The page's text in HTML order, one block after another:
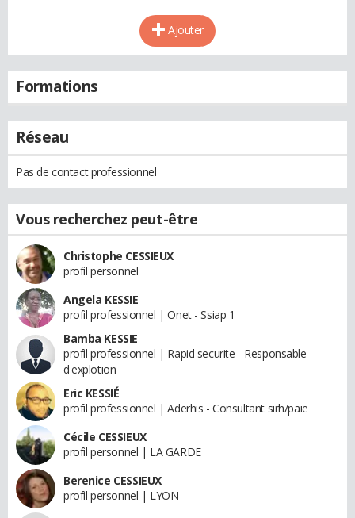
Ajouter
Formations
Réseau
Pas de contact professionnel
Vous recherchez peut-être
Christophe CESSIEUX
profil personnel
Angela KESSIE
profil professionnel | Onet - Ssiap 1
Bamba KESSIE
profil professionnel | Rapid securite - Responsable
d'explotion
Eric KESSIÉ
profil professionnel | Aderhis - Consultant sirh/paie
Cécile CESSIEUX
profil personnel | LA GARDE
Berenice CESSIEUX
profil personnel | LYON